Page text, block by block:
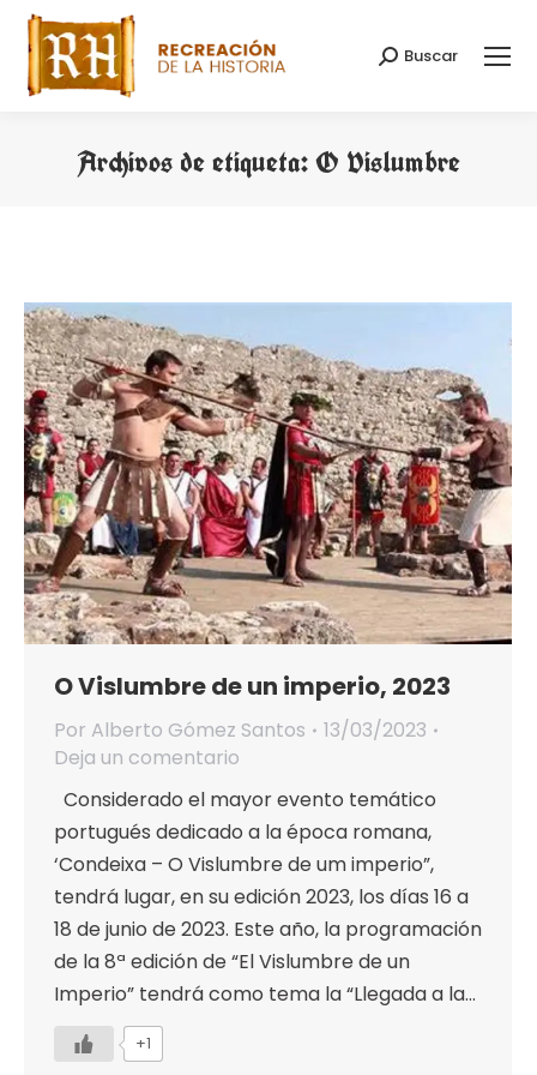
Buscar:
Buscar
Archivos de etiqueta:O Vislumbre
O Vislumbre de un imperio, 2023
Por Alberto Gómez Santos
13/03/2023
Deja un comentario
Considerado el mayor evento temático
portugués dedicado a la época romana,
‘Condeixa – O Vislumbre de um imperio”,
tendrá lugar, en su edición 2023, los días 16 a
18 de junio de 2023. Este año, la programación
de la 8ª edición de “El Vislumbre de un
Imperio” tendrá como tema la “Llegada a la…
+1